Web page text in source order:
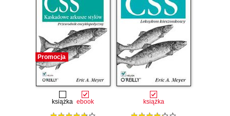
Promocja
książka ebook książka